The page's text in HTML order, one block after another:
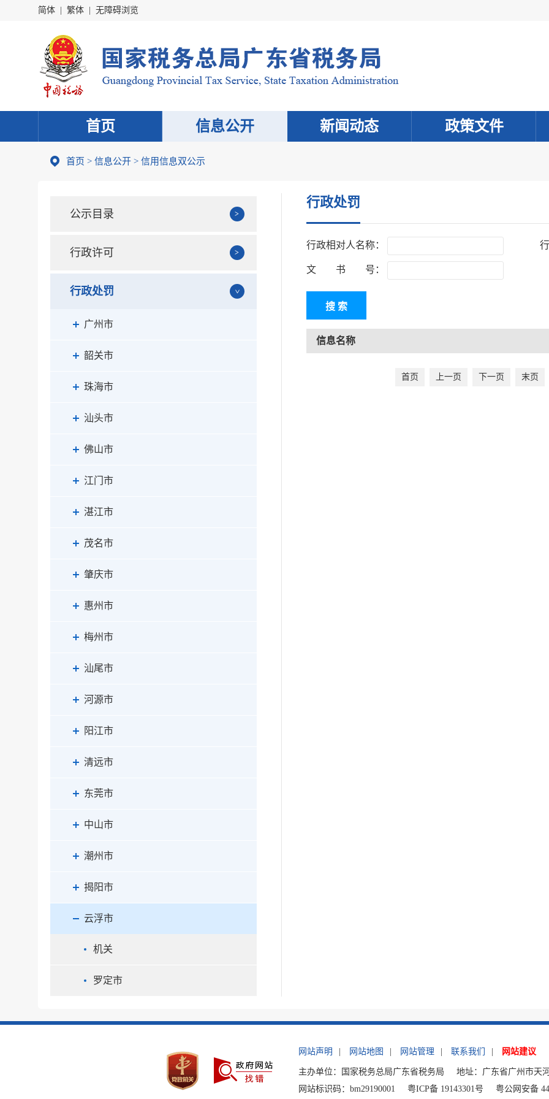
简体 繁体 无障碍浏览
首页 信息公开 新闻动态 政策文件
首页 > 信息公开 > 信用信息双公示
公示目录
行政许可
行政处罚
广州市
韶关市
珠海市
汕头市
佛山市
江门市
湛江市
茂名市
肇庆市
惠州市
梅州市
汕尾市
河源市
阳江市
清远市
东莞市
中山市
潮州市
揭阳市
云浮市
机关
罗定市
行政处罚
行政相对人名称：
文 书 号：
信息名称
首页 上一页 下一页 末页
网站声明 网站地图 网站管理 联系我们 网站建议
主办单位：国家税务总局广东省税务局
地址：广东省广州市天
网站标识码：bm29190001
粤ICP备 19143301号 粤公网安备